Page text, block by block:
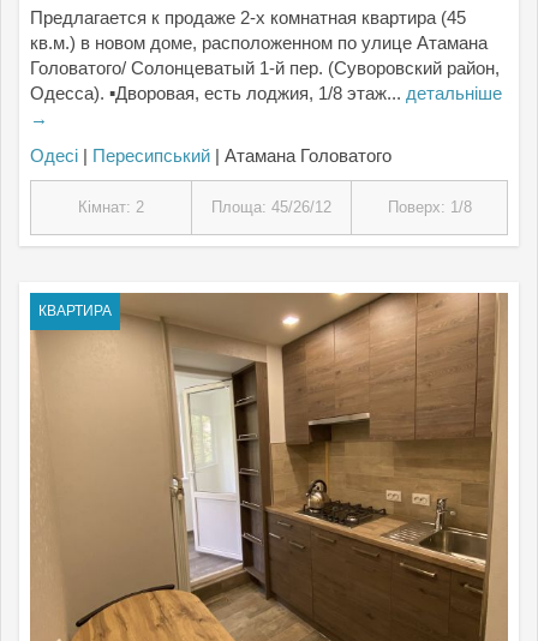
Предлагается к продаже 2-х комнатная квартира (45
кв.м.) в новом доме, расположенном по улице Атамана
Головатого/ Солонцеватый 1-й пер. (Суворовский район,
Одесса). ▪Дворовая, есть лоджия, 1/8 этаж... детальніше
→
Одесі | Пересипський | Атамана Головатого
Кімнат: 2 Площа: 45/26/12 Поверх: 1/8
КВАРТИРА